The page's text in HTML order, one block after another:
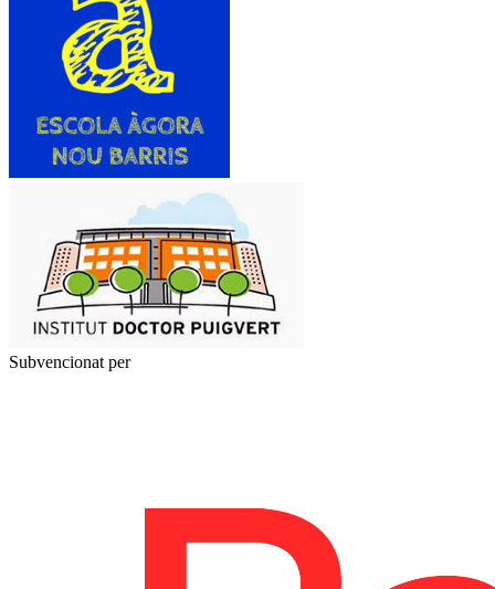
Subvencionat per